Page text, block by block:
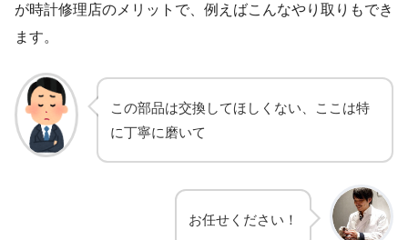
が時計修理店のメリットで、例えばこんなやり取りもでき
ます。
この部品は交換してほしくない、ここは特
に丁寧に磨いて
お任せください！